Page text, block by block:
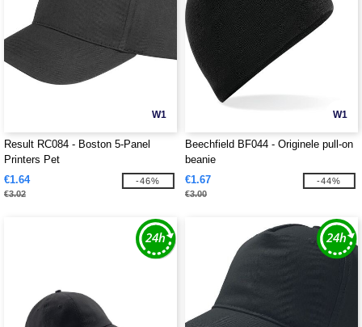
W1
Result RC084 - Boston 5-Panel
Printers Pet
€1.64
€3.02
-46%
W1
Beechfield BF044 - Originele pull-on
beanie
€1.67
€3.00
-44%